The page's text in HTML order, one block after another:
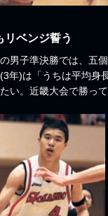
リベンジ誓う
男子準決勝では、五
年)は「うちは平均身
い。近畿大会で勝っ